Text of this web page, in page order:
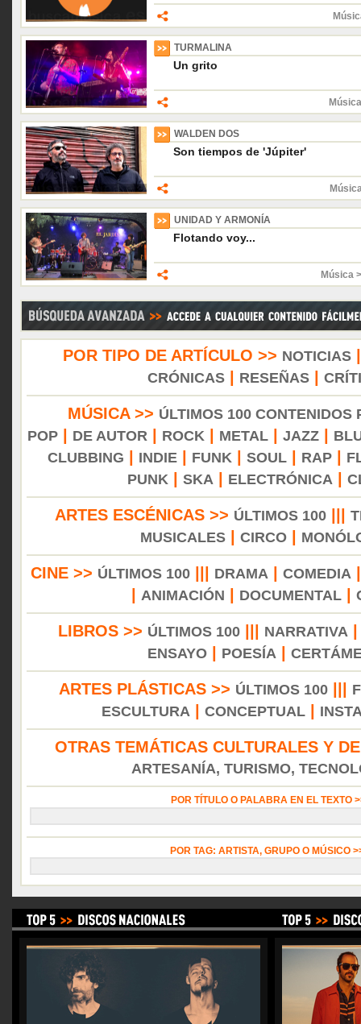
TURMALINA
Un grito
WALDEN DOS
Son tiempos de 'Júpiter'
UNIDAD Y ARMONÍA
Flotando voy...
Música
POR TIPO DE ARTÍCULO >> NOTICIAS
CRÓNICAS| RESEÑAS|
MÚSICA >> ÚLTIMOS 100 CONTENIDOS
POP| DE AUTOR ROCK METAL| JAZZ|
CLUBBING
INDIE| FUNK SOUL| RAP|
PUNK
SKA ELECTRÓNICA
ARTES ESCÉNICAS >> ÚLTIMOS 100
MUSICALES
CIRCO
CINE >> ÚLTIMOS 100||| DRAMA COMEDIA
ANIMACIÓN DOCUMENTAL|
LIBROS >> ÚLTIMOS 100 NARRATIVA
ENSAYO| POESÍA
ARTES PLÁSTICAS >> ÚLTIMOS 100|||
ESCULTURA
CONCEPTUAL
OTRAS TEMÁTICAS CULTURALES Y
ARTESANÍA, TURISMO,
POR TÍTULO O PALABRA EN EL TEXTO
POR TAG: ARTISTA, GRUPO O MÚSICO